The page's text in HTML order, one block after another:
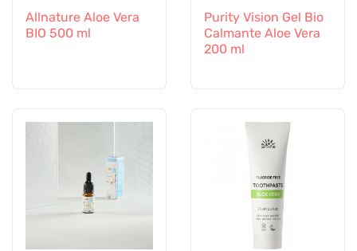
Allnature Aloe Vera
BIO 500 ml
Purity Vision Gel Bio
Calmante Aloe Vera
200 ml